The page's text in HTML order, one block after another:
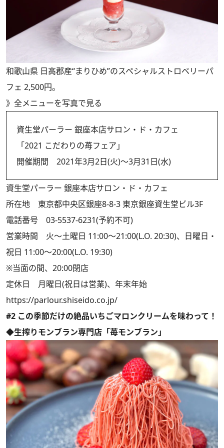
和歌山県 日高郡産“まりひめ”のスペシャルストロベリーパ
フェ 2,500円。
》 全メニューを写真で見る
資生堂パーラー 銀座本店サロン・ド・カフェ
「2021 こだわりの苺フェア」
開催期間 2021年3月2日(火)～3月31日(水)
資生堂パーラー 銀座本店サロン・ド・カフェ
所在地 東京都中央区銀座8-8-3 東京銀座資生堂ビル3F
電話番号 03-5537-6231(予約不可)
営業時間 火～土曜日 11:00～21:00(L.O. 20:30)、日曜日・
祝日 11:00～20:00(L.O. 19:30)
※当面の間、20:00閉店
定休日 月曜日(祝日は営業)、年末年始
https://parlour.shiseido.co.jp/
#2 この季節だけの絶品いちごマロンクリームを味わって！
◆生搾りモンブラン専門店「苺モンブラン」